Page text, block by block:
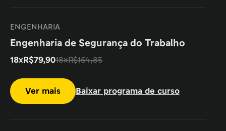
ENGENHARIA
Engenharia de Segurança do Trabalho
18xR$79,9018xR$164,85
Ver mais Baixar programa de curso